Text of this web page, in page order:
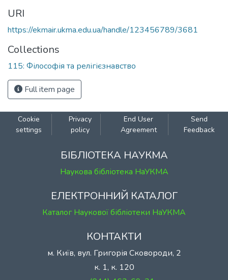
URI
https://ekmair.ukma.edu.ua/handle/123456789/3681
Collections
115: Філософія та релігієзнавство
Full item page
Cookie
settings
Privacy
policy
End User
Agreement
Send
Feedback
БІБЛІОТЕКА НАУКМА
Наукова бібліотека НаУКМА
ЕЛЕКТРОННИЙ КАТАЛОГ
Каталог Наукової бібліотеки НаУКМА
КОНТАКТИ
м. Київ, вул. Григорія Сковороди, 2
к. 1, к. 120